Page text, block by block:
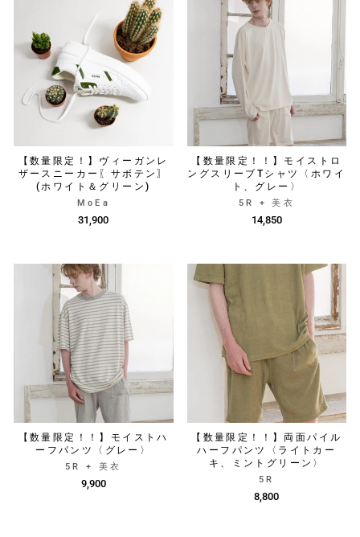
【数量限定！】ヴィーガンレ
ザースニーカー〖サボテン〗
(ホワイト＆グリーン)
MoEa
31,900
【数量限定！！】モイストロ
ングスリーブTシャツ〈ホワイ
ト、グレー〉
5R + 美衣
14,850
【数量限定！！】モイストハ
ーフパンツ〈グレー〉
5R + 美衣
9,900
【数量限定！！】両面パイル
ハーフパンツ〈ライトカー
キ、ミントグリーン〉
5R
8,800